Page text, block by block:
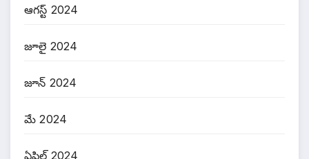
ఆగస్ట్ 2024
జూలై 2024
జూన్ 2024
మే 2024
ఏప్రిల్ 2024